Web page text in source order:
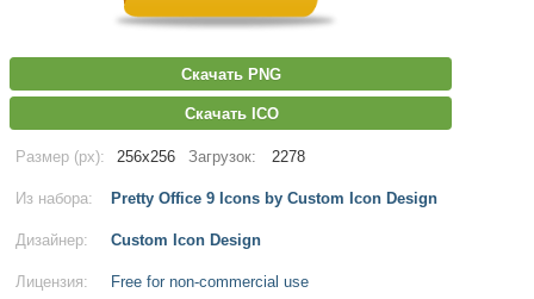
Скачать PNG
Скачать ICO
Размер (px): 256x256 Загрузок: 2278
Из набора: Pretty Office 9 Icons by Custom Icon Design
Дизайнер: Custom Icon Design
Лицензия: Free for non-commercial use